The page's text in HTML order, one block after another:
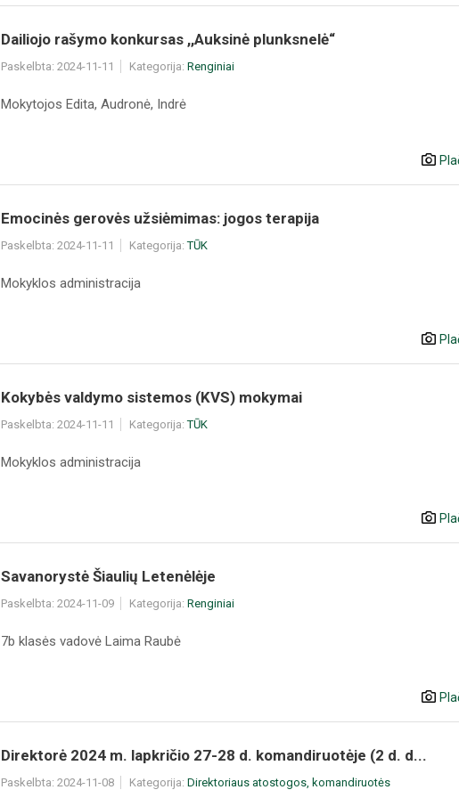
Dailiojo rašymo konkursas ,,Auksinė plunksnelė“
Paskelbta: 2024-11-11 Kategorija: Renginiai
Mokytojos Edita, Audronė, Indrė
Emocinės gerovės užsiėmimas: jogos terapija
Paskelbta: 2024-11-11 Kategorija:TŪK
Mokyklos administracija
Kokybės valdymo sistemos (KVS) mokymai
Paskelbta: 2024-11-11 Kategorija:TŪK
Mokyklos administracija
Savanorystė Šiaulių Letenėlėje
Paskelbta: 2024-11-09 Kategorija: Renginiai
7b klasės vadovė Laima Raubė
Direktorė 2024 m. lapkričio 27-28 d. komandiruotėje (2 d. d...
Paskelbta: 2024-11-08 Kategorija: Direktoriaus atostogos, komandiruotės